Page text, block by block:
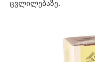
ცვლილებაზე.